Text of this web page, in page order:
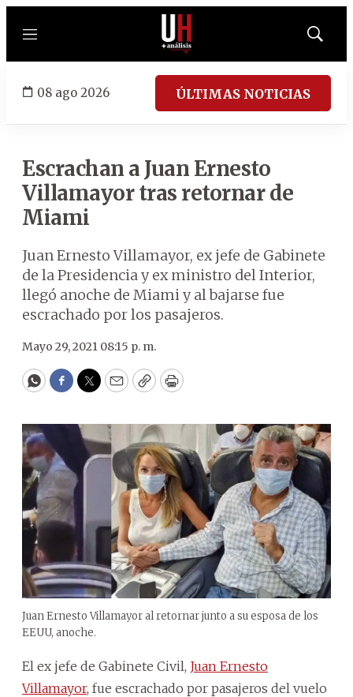
Menú
Mostrar
08 ago 2026 ÚLTIMAS NOTICIAS
Escrachan a Juan Ernesto
Villamayor tras retornar de
Miami
Juan Ernesto Villamayor, ex jefe de Gabinete
de la Presidencia y ex ministro del Interior,
llegó anoche de Miami y al bajarse fue
escrachado por los pasajeros.
Mayo 29, 2021 08:15 p. m.
WhatsApp
Facebook
Twitter
EmailCopyPrint
Juan Ernesto Villamayor al retornar junto a su esposa de los
EEUU, anoche.
El ex jefe de Gabinete Civil, Juan Ernesto
Villamayor, fue escrachado por pasajeros del vuelo